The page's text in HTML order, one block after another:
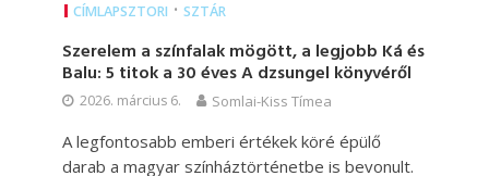
CÍMLAPSZTORI • SZTÁR
Szerelem a színfalak mögött, a legjobb Ká és
Balu: 5 titok a 30 éves A dzsungel könyvéről
2026. március 6. Somlai-Kiss Tímea
A legfontosabb emberi értékek köré épülő
darab a magyar színháztörténetbe is bevonult.